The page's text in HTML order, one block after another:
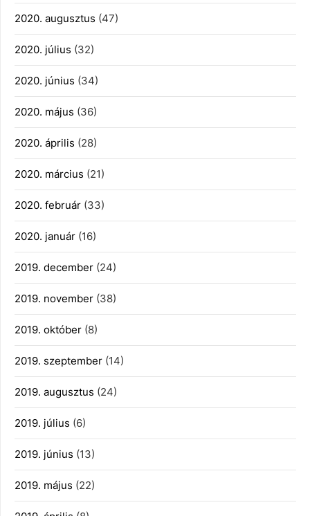
2020. augusztus (47)
2020. július (32)
2020. június (34)
2020. május (36)
2020. április (28)
2020. március (21)
2020. február (33)
2020. január (16)
2019. december (24)
2019. november (38)
2019. október (8)
2019. szeptember (14)
2019. augusztus (24)
2019. július (6)
2019. június (13)
2019. május (22)